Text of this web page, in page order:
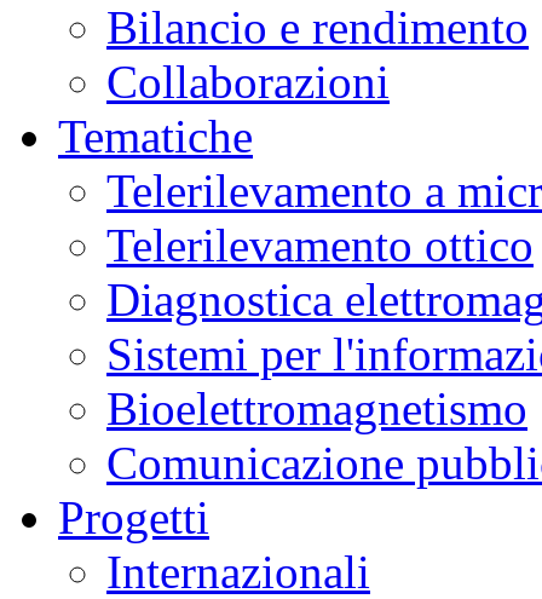
Bilancio e rendimento
Collaborazioni
Tematiche
Telerilevamento a
Telerilevamento ottico
Diagnostica
Sistemi per
Bioelettromagnetismo
Comunicazione
Progetti
Internazionali